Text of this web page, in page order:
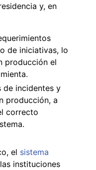
y, en
de iniciativas, lo
producción el
de incidentes y
producción, a
correcto
el sistema
instituciones